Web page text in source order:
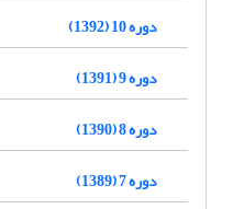
دوره 10 (1392)
دوره 9 (1391)
دوره 8 (1390)
دوره 7 (1389)